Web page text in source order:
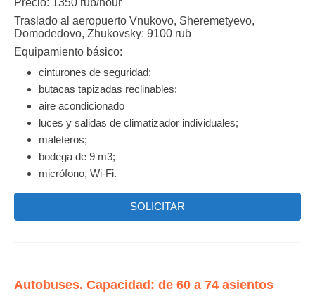
Precio: 1350 rub/hour
Traslado al aeropuerto Vnukovo, Sheremetyevo,
Domodedovo, Zhukovsky: 9100 rub
Equipamiento básico:
cinturones de seguridad;
butacas tapizadas reclinables;
aire acondicionado
luces y salidas de climatizador individuales;
maleteros;
bodega de 9 m3;
micrófono, Wi-Fi.
SOLICITAR
Autobuses. Capacidad: de 60 a 74 asientos